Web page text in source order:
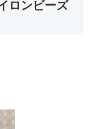
ロンビーズ